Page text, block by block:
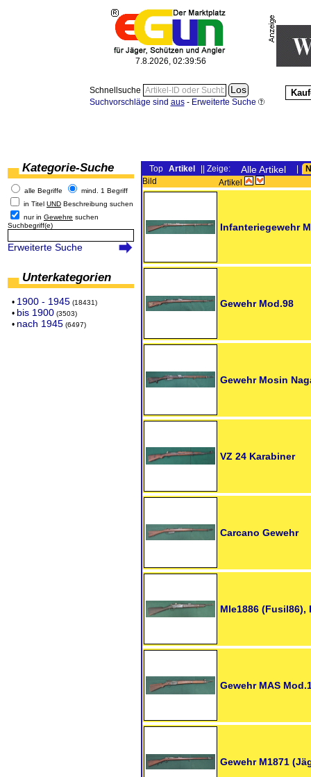
7.8.2026, 02:39:56
Schnellsuche
Suchvorschläge sind aus- Erweiterte Suche
Kategorie-Suche
alle Begriffe
mind. 1 Begriff
in Titel UND Beschreibung suchen
nur in Gewehre suchen
Suchbegriff(e)
Erweiterte Suche
Unterkategorien
• 1900 - 1945 (18431)
• bis 1900 (3503)
• nach 1945 (6497)
Top Artikel || Zeige: Alle Artikel
Bild
Artikel
Infanteriegewehr
Gewehr Mod.98
Gewehr Mosin
VZ 24 Karabiner
Carcano Gewehr
Mle1886 (Fusil86),
Gewehr MAS
Gewehr M1871